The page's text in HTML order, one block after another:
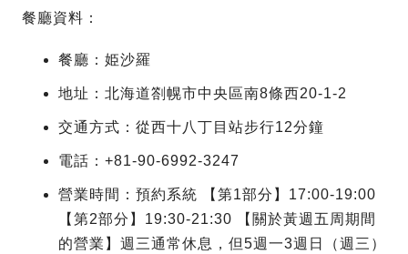
餐廳資料：
餐廳：姫沙羅
地址：北海道劄幌市中央區南8條西20-1-2
交通方式：從西十八丁目站步行12分鐘
電話：+81-90-6992-3247
營業時間：預約系統 【第1部分】17:00-19:00
【第2部分】19:30-21:30 【關於黃週五周期間
的營業】週三通常休息，但5週一3週日（週三）